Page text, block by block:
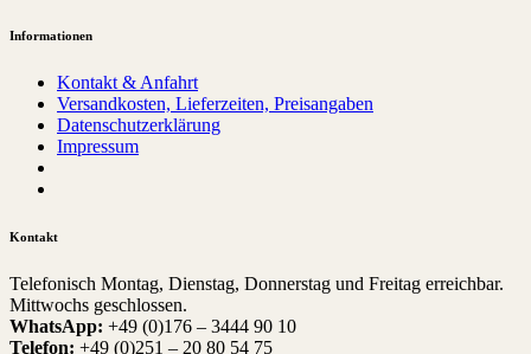
Informationen
Kontakt & Anfahrt
Versandkosten, Lieferzeiten, Preisangaben
Datenschutzerklärung
Impressum
Kontakt
Telefonisch Montag, Dienstag, Donnerstag und Freitag erreichbar.
Mittwochs geschlossen.
WhatsApp: +49 (0)176 – 3444 90 10
Telefon: +49 (0)251 – 20 80 54 75